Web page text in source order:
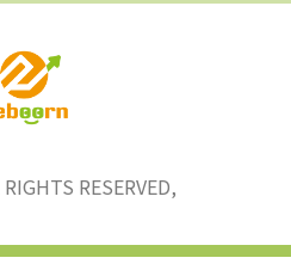
RESERVED,